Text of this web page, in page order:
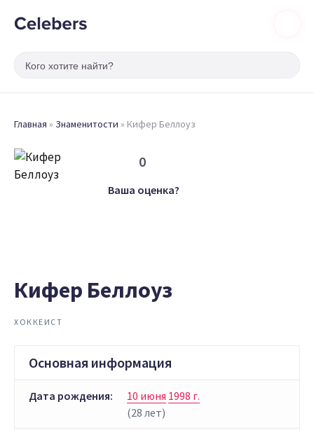
Главная » Знаменитости » Кифер Беллоуз
0
Ваша оценка?
Кифер Беллоуз
ХОККЕИСТ
Основная информация
Дата рождения: 10 июня 1998 г.
(28 лет)